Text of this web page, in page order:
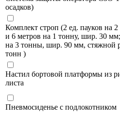
осадков)
Комплект строп (2 ед. пауков на
и 6 метров на 1 тонну, шир. 30
на 3 тонны, шир. 90 мм, стяжной
тонн )
Настил бортовой платформы из
листа
Пневмосиденье с подлокотником